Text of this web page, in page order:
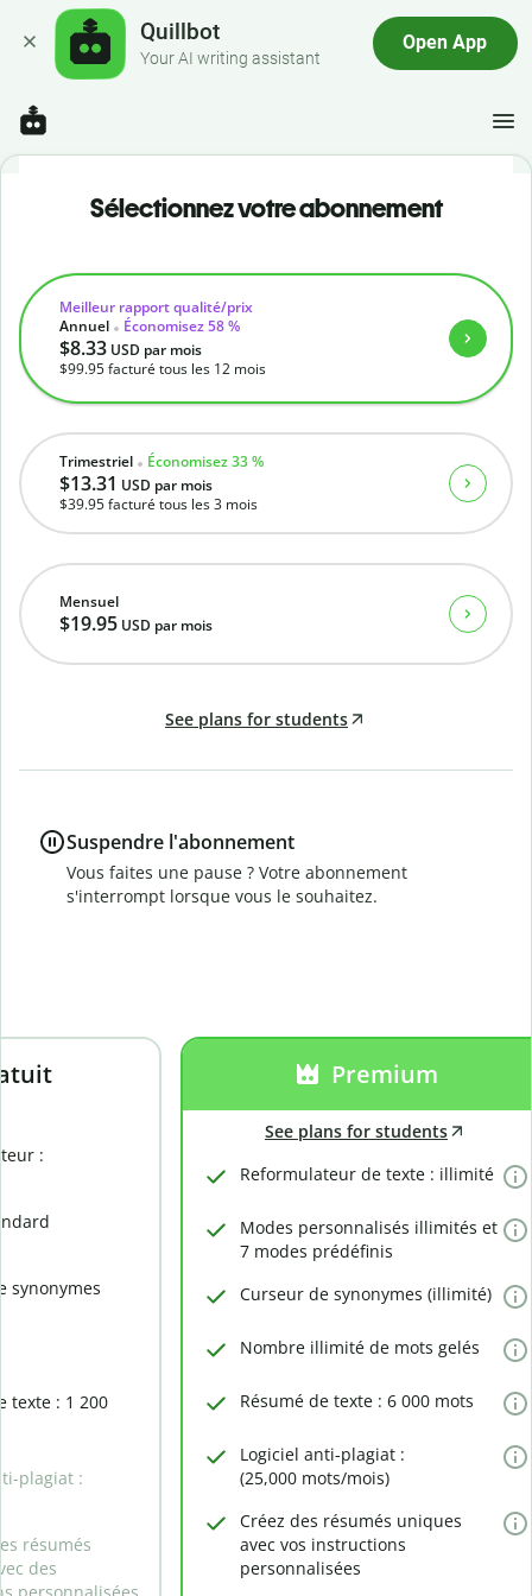
Quillbot
Your AI writing assistant
Open App
:
synonymes
texte : 1 200
plagiat :
résumés
des
Premium
See plans for students
Reformulateur de texte : illimité
Modes personnalisés illimités et
7 modes prédéfinis
Curseur de synonymes (illimité)
Nombre illimité de mots gelés
Résumé de texte : 6 000 mots
Logiciel anti-plagiat :
(25,000 mots/mois)
Créez des résumés uniques
avec vos instructions
personnalisées
Sélectionnez votre abonnement
Mensuel
$19.95 USD par mois
Trimestriel Économisez 33 %
$13.31 USD par mois
$39.95facturé tous les 3 mois
Meilleur rapport qualité/prix
Annuel
Économisez 58 %
$8.33 USD par mois
$99.95facturé tous les 12 mois
See plans for students
Suspendre l'abonnement
Vous faites une pause ? Votre abonnement
s'interrompt lorsque vous le souhaitez.